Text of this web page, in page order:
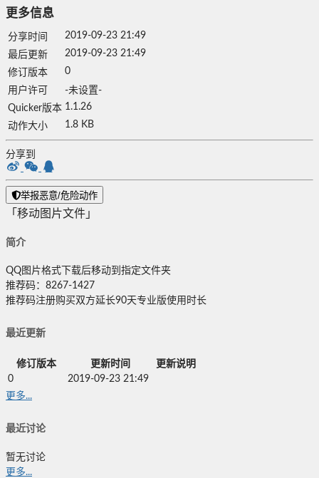
更多信息
分享时间
2019-09-23 21:49
最后更新
2019-09-23 21:49
修订版本
0
用户许可
-未设置-
Quicker版本 1.1.26
动作大小
1.8 KB
分享到
举报恶意/危险动作
「移动图片文件」
简介
QQ图片格式下载后移动到指定文件夹
推荐码：8267-1427
推荐码注册购买双方延长90天专业版使用时长
最近更新
修订版本 更新时间
更新说明
0
2019-09-23 21:49
更多...
最近讨论
暂无讨论
更多...